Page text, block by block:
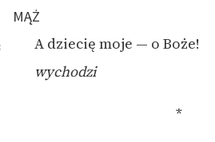
MĄŻ
A dziecię moje — o Boże!
wychodzi
*